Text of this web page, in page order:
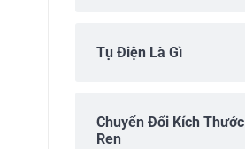
Tụ Điện Là Gì
Chuyển Đổi Kích Thước
Ren